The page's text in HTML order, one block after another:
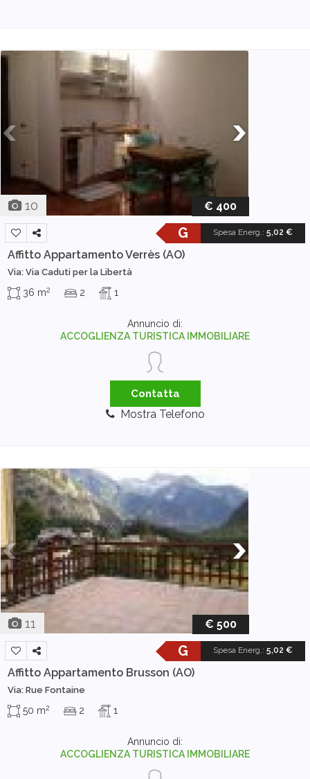
10 € 400
Spesa Energ.: 5,02 €
G
Affitto AppartamentoVerrès (AO)
Via: Via Caduti per la Libertà
36 m2 2 1
Annuncio di:
ACCOGLIENZA TURISTICA IMMOBILIARE
Contatta
Mostra Telefono
11 € 500
Spesa Energ.: 5,02 €
G
Affitto Appartamento Brusson (AO)
Via: Rue Fontaine
50 m2 2 1
Annuncio di:
ACCOGLIENZA TURISTICA IMMOBILIARE